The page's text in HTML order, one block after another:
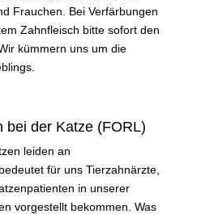
Frauchen. Bei Verfärbungen
Zahnfleisch bitte sofort den
kümmern uns um die
bei der Katze (FORL)
leiden an
für uns Tierzahnärzte,
in unserer
vorgestellt bekommen. Was